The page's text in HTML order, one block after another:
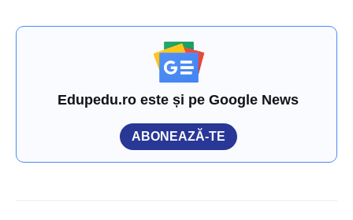
Edupedu.ro este și pe Google News
ABONEAZĂ-TE